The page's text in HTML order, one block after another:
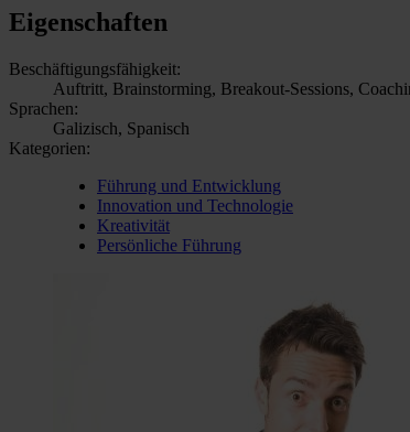
Eigenschaften
Beschäftigungsfähigkeit:
Auftritt, Brainstorming, Breakout-Sessions,
Sprachen:
Galizisch, Spanisch
Kategorien:
Führung und Entwicklung
Innovation und Technologie
Kreativität
Persönliche Führung